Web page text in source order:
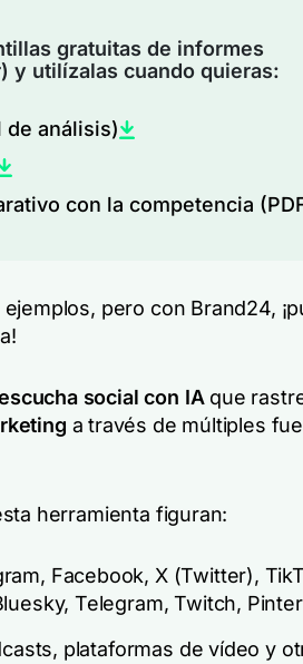
gratuitas de informes
y utilízalas cuando quieras:
de análisis)
con la competencia
pero con Brand24,
social con IAque
a través de múltiples
herramienta figuran:
Facebook, X (Twitter),
Telegram, Twitch,
plataformas de vídeo y